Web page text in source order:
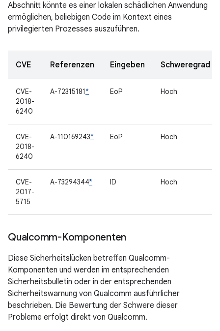
Abschnitt könnte es einer lokalen schädlichen Anwendung
ermöglichen, beliebigen Code im Kontext eines
privilegierten Prozesses auszuführen.
CVE Referenzen Eingeben Schweregrad
CVE-
2018-
6240
A-72315181* EoP Hoch
CVE-
2018-
6240
A-110169243* EoP Hoch
CVE-
2017-
5715
A-73294344* ID Hoch
Qualcomm-Komponenten
Diese Sicherheitslücken betreffen Qualcomm-
Komponenten und werden im entsprechenden
Sicherheitsbulletin oder in der entsprechenden
Sicherheitswarnung von Qualcomm ausführlicher
beschrieben. Die Bewertung der Schwere dieser
Probleme erfolgt direkt von Qualcomm.